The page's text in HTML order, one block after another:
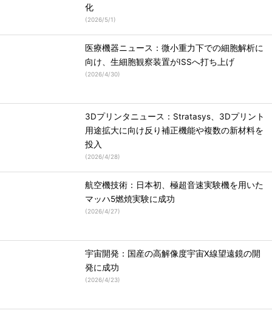
化
(2026/5/1)
医療機器ニュース：微小重力下での細胞解析に
向け、生細胞観察装置がISSへ打ち上げ
(2026/4/30)
3Dプリンタニュース：Stratasys、3Dプリント
用途拡大に向け反り補正機能や複数の新材料を
投入
(2026/4/28)
航空機技術：日本初、極超音速実験機を用いた
マッハ5燃焼実験に成功
(2026/4/27)
宇宙開発：国産の高解像度宇宙X線望遠鏡の開
発に成功
(2026/4/23)